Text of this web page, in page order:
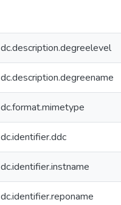
dc.description.degreelevel
dc.description.degreename
dc.format.mimetype
dc.identifier.ddc
dc.identifier.instname
dc.identifier.reponame